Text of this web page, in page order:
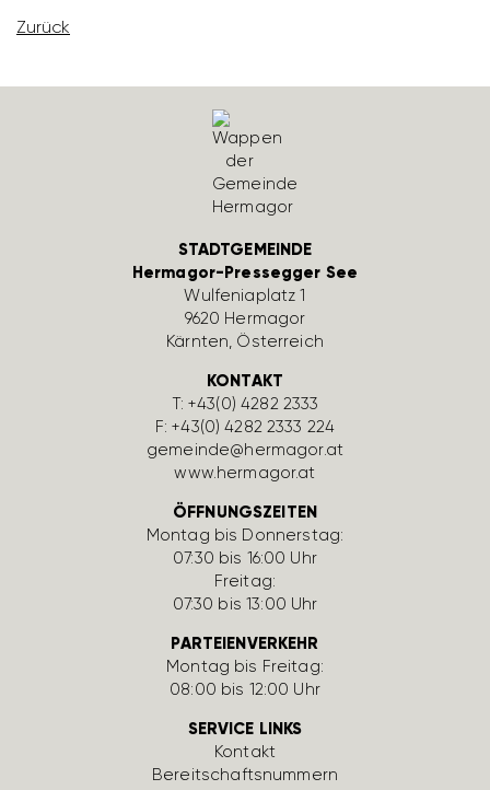
Zurück
STADTGEMEINDE
Hermagor-Pressegger See
Wulfe­nia­platz 1
9620 Hermagor
Kärnten, Öster­reich
KONTAKT
T:+43(0) 4282 2333
F: +43(0) 4282 2333 224
gemeinde@hermagor.at
www.hermagor.at
ÖFFNUNGSZEITEN
Montag bis Donnerstag:
07:30 bis 16:00 Uhr
Freitag:
07:30 bis 13:00 Uhr
PARTEIENVERKEHR
Montag bis Freitag:
08:00 bis 12:00 Uhr
SERVICE LINKS
Kontakt
Bereit­schafts­num­mern